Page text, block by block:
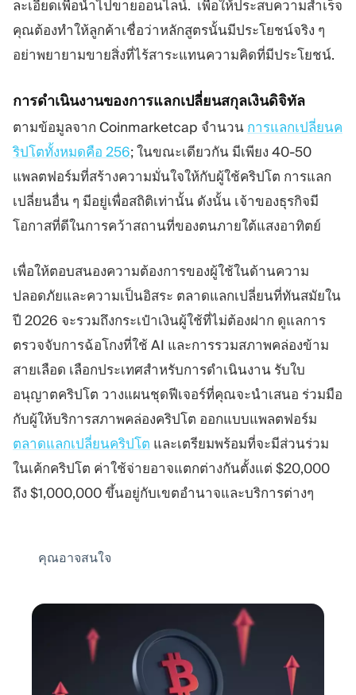
ละเอียดเพื่อนำไปขายออนไลน์. เพื่อให้ประสบความสำเร็จ
คุณต้องทำให้ลูกค้าเชื่อว่าหลักสูตรนั้นมีประโยชน์จริง ๆ
อย่าพยายามขายสิ่งที่ไร้สาระแทนความคิดที่มีประโยชน์.
การดำเนินงานของการแลกเปลี่ยนสกุลเงินดิจิทัล
ตามข้อมูลจาก Coinmarketcap จำนวน การแลกเปลี่ยนค
ริปโตทั้งหมดคือ 256; ในขณะเดียวกัน มีเพียง 40-50
แพลตฟอร์มที่สร้างความมั่นใจให้กับผู้ใช้คริปโต การแลก
เปลี่ยนอื่น ๆ มีอยู่เพื่อสถิติเท่านั้น ดังนั้น เจ้าของธุรกิจมี
โอกาสที่ดีในการคว้าสถานที่ของตนภายใต้แสงอาทิตย์
เพื่อให้ตอบสนองความต้องการของผู้ใช้ในด้านความ
ปลอดภัยและความเป็นอิสระ ตลาดแลกเปลี่ยนที่ทันสมัยใน
ปี 2026 จะรวมถึงกระเป๋าเงินผู้ใช้ที่ไม่ต้องฝาก ดูแลการ
ตรวจจับการฉ้อโกงที่ใช้ AI และการรวมสภาพคล่องข้าม
สายเลือด เลือกประเทศสำหรับการดำเนินงาน รับใบ
อนุญาตคริปโต วางแผนชุดฟีเจอร์ที่คุณจะนำเสนอ ร่วมมือ
กับผู้ให้บริการสภาพคล่องคริปโต ออกแบบแพลตฟอร์ม
ตลาดแลกเปลี่ยนคริปโต และเตรียมพร้อมที่จะมีส่วนร่วม
ในเค้กคริปโต ค่าใช้จ่ายอาจแตกต่างกันตั้งแต่ $20,000
ถึง $1,000,000 ขึ้นอยู่กับเขตอำนาจและบริการต่างๆ
คุณอาจสนใจ